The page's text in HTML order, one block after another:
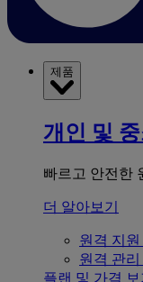
제품
개인 및
빠르고 안전한
더 알아보기
원격 지원
원격 관리
플랜 및 가격 보